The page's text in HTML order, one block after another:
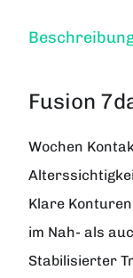
Fusion
Wochen
Klare
im Nah- als
Stabilisierter